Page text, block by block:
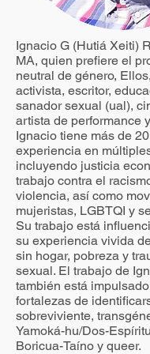
Ignacio G (Hutiá Xeiti)
MA, quien prefiere el
neutral de género,
activista, escritor,
sanador sexual (ual),
artista de performance
Ignacio tiene más de
experiencia en
incluyendo justicia
trabajo contra el
violencia, así como
mujeristas, LGBTQI y
Su trabajo está
su experiencia vivida
sin hogar, pobreza y
sexual. El trabajo de
también está
fortalezas de
sobreviviente,
Yamoká-hu/Dos-
Boricua-Taíno y queer.